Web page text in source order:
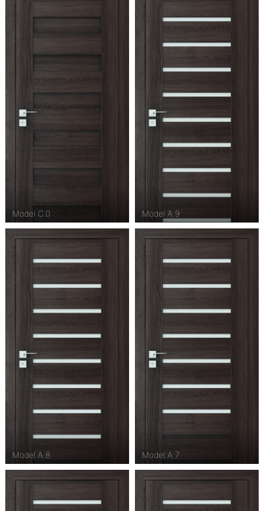
Model C.0 Model A.9
Model A.8 Model A.7